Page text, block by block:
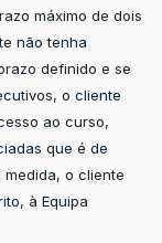
máximo de dois
não tenha
definido e se
o cliente
ao curso,
que é de
o cliente
à Equipa